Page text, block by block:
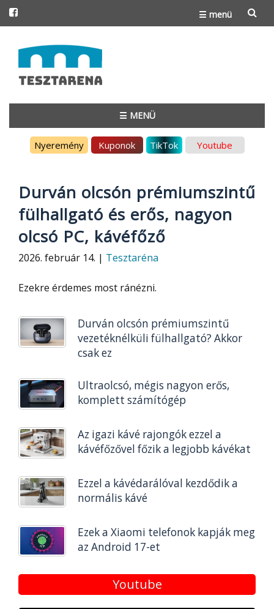
☰ menü
to
content
☰ MENÜ
Nyeremény Kuponok TikTok Youtube
Durván olcsón prémiumszintű
fülhallgató és erős, nagyon
olcsó PC, kávéfőző
2026. február 14. | Tesztaréna
Ezekre érdemes most ránézni.
Durván olcsón prémiumszintű
vezetéknélküli fülhallgató? Akkor
csak ez
Ultraolcsó, mégis nagyon erős,
komplett számítógép
Az igazi kávé rajongók ezzel a
kávéfőzővel főzik a legjobb kávékat
Ezzel a kávédarálóval kezdődik a
normális kávé
Ezek a Xiaomi telefonok kapják meg
az Android 17-et
Youtube